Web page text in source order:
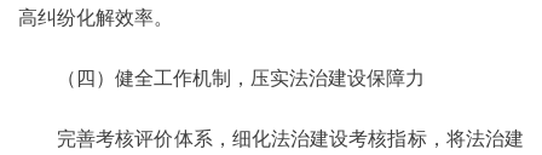
高纠纷化解效率。
（四）健全工作机制，压实法治建设保障力
完善考核评价体系，细化法治建设考核指标，将法治建